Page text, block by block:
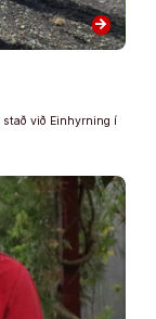
arrow_forward
við Einhyrning í